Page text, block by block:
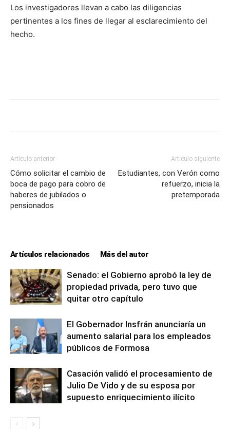
Los investigadores llevan a cabo las diligencias
pertinentes a los fines de llegar al esclarecimiento del
hecho.
Artículo anterior
Cómo solicitar el cambio de
boca de pago para cobro de
haberes de jubilados o
pensionados
Artículo siguiente
Estudiantes, con Verón como
refuerzo, inicia la
pretemporada
Artículos relacionados Más del autor
Senado: el Gobierno aprobó la ley de
propiedad privada, pero tuvo que
quitar otro capítulo
El Gobernador Insfrán anunciaría un
aumento salarial para los empleados
públicos de Formosa
Casación validó el procesamiento de
Julio De Vido y de su esposa por
supuesto enriquecimiento ilícito